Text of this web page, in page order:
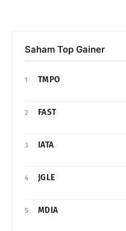
Saham Top Gainer
1 TMPO
2 FAST
3 IATA
4 JGLE
5 MDIA